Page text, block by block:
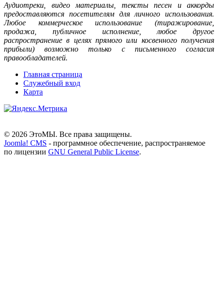
Аудиотреки, видео материалы, тексты песен и аккорды
предоставляются посетителям для личного использования.
Любое коммерческое использование (тиражирование,
продажа, публичное исполнение, любое другое
распространение в целях прямого или косвенного получения
прибыли) возможно только с письменного согласия
правообладателей.
Главная страница
Служебный вход
Карта
© 2026 ЭтоМЫ. Все права защищены.
Joomla! CMS - программное обеспечение, распространяемое
по лицензии GNU General Public License.